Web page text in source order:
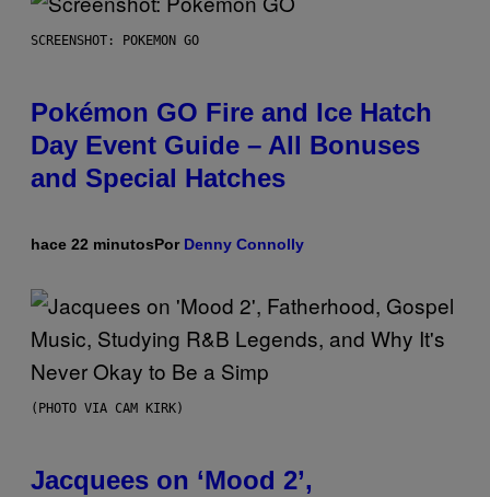
SCREENSHOT: POKEMON GO
Pokémon GO Fire and Ice Hatch
Day Event Guide – All Bonuses
and Special Hatches
hace 22 minutosPor Denny Connolly
(PHOTO VIA CAM KIRK)
Jacquees on ‘Mood 2’,